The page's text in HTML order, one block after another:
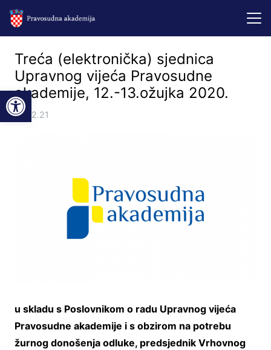
Open toolbar
Treća (elektronička) sjednica
Upravnog vijeća Pravosudne
akademije, 12.-13.ožujka 2020.
23.12.21
u skladu s Poslovnikom o radu Upravnog vijeća
Pravosudne akademije i s obzirom na potrebu
žurnog donošenja odluke, predsjednik Vrhovnog